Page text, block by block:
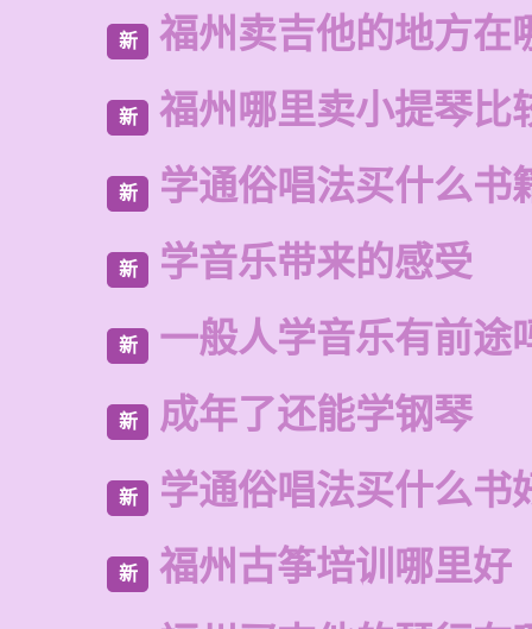
新 福州卖吉他的地方在
新 福州哪里卖小提琴比
新 学通俗唱法买什么书
新 学音乐带来的感受
新 一般人学音乐有前途
新 成年了还能学钢琴
新 学通俗唱法买什么书
新
福州古筝培训哪里好